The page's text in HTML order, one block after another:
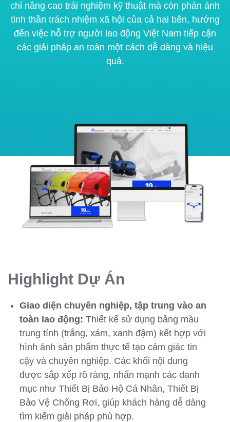
chỉ nâng cao trải nghiệm kỹ thuật mà còn phản ánh
tinh thần trách nhiệm xã hội của cả hai bên, hướng
đến việc hỗ trợ người lao động Việt Nam tiếp cận
các giải pháp an toàn một cách dễ dàng và hiệu
quả.
Highlight Dự Án
Giao diện chuyên nghiệp, tập trung vào an
toàn lao động: Thiết kế sử dụng bảng màu
trung tính (trắng, xám, xanh đậm) kết hợp với
hình ảnh sản phẩm thực tế tạo cảm giác tin
cậy và chuyên nghiệp. Các khối nội dung
được sắp xếp rõ ràng, nhấn mạnh các danh
mục như Thiết Bị Bảo Hộ Cá Nhân, Thiết Bị
Bảo Vệ Chống Rơi, giúp khách hàng dễ dàng
tìm kiếm giải pháp phù hợp.